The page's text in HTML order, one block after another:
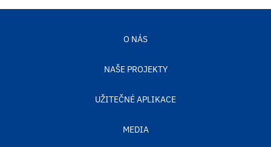
O NÁS
NAŠE PROJEKTY
UŽITEČNÉ APLIKACE
MEDIA